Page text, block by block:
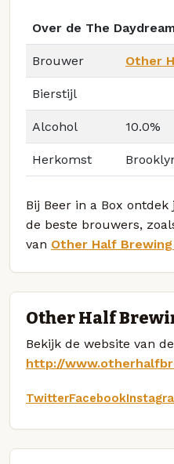
Over de The
Brouwer Other
Bierstijl
Alcohol 10.0%
Herkomst
Bij Beer in a Box
de beste brouwers,
van Other Half Brewing
Other Half
Bekijk de website van
http://
TwitterFacebook